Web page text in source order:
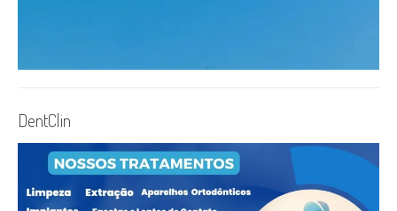
DentClin